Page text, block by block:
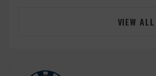
VIEW ALL